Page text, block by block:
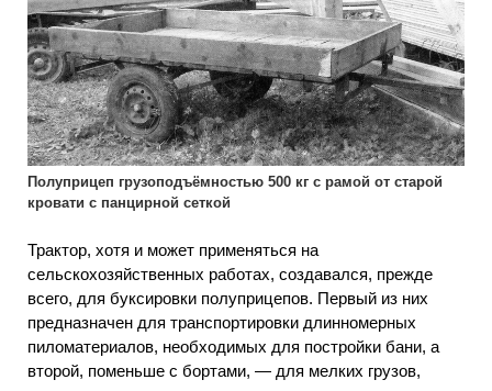
Полуприцеп грузоподъёмностью 500 кг с рамой от старой
кровати с панцирной сеткой
Трактор, хотя и может применяться на
сельскохозяйственных работах, создавался, прежде
всего, для буксировки полуприцепов. Первый из них
предназначен для транспортировки длинномерных
пиломатериалов, необходимых для постройки бани, а
второй, поменьше с бортами, — для мелких грузов,